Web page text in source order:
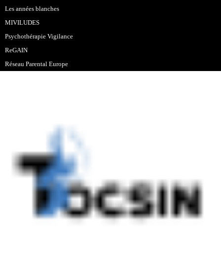
Les années blanches
MIVILUDES
Psychothérapie Vigilance
ReGAIN
Réseau Parental Europe